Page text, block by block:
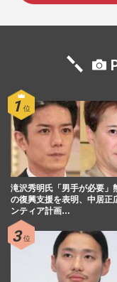
滝沢秀明氏「男手が必要」
の復興支援を表明、中居正
ンティア計画…